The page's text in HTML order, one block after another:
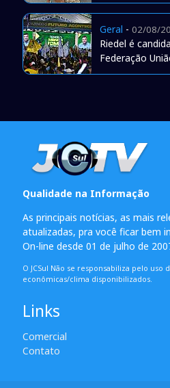
Geral - 02/08/
Riedel é
Federação
Qualidade na Informação
As principais notícias, as mais
atualizadas, pra você ficar bem
On-line desde 01 de julho de
O JCSul Não se responsabiliza pelo uso
econômicas/clima disponibilizados.
Links
Comercial
Contato